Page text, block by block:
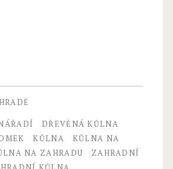
DŘEVĚNÁ KŮLNA
KŮLNA
KŮLNA NA
NA ZAHRADU
ZAHRADNÍ